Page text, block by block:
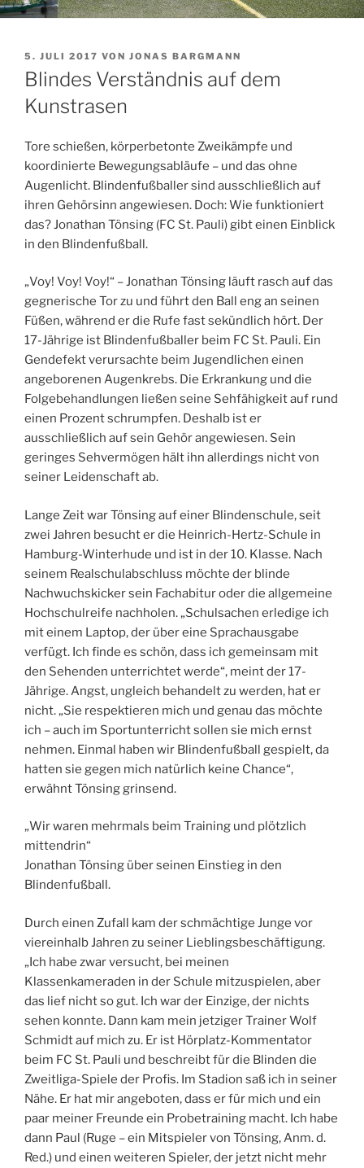
VERÖFFENTLICHT
AM
5. JULI 2017 VON JONAS BARGMANN
Blindes Verständnis auf dem
Kunstrasen
Tore schießen, körperbetonte Zweikämpfe und
koordinierte Bewegungsabläufe – und das ohne
Augenlicht. Blindenfußballer sind ausschließlich auf
ihren Gehörsinn angewiesen. Doch: Wie funktioniert
das? Jonathan Tönsing (FC St. Pauli) gibt einen Einblick
in den Blindenfußball.
„Voy! Voy! Voy!“ – Jonathan Tönsing läuft rasch auf das
gegnerische Tor zu und führt den Ball eng an seinen
Füßen, während er die Rufe fast sekündlich hört. Der
17-Jährige ist Blindenfußballer beim FC St. Pauli. Ein
Gendefekt verursachte beim Jugendlichen einen
angeborenen Augenkrebs. Die Erkrankung und die
Folgebehandlungen ließen seine Sehfähigkeit auf rund
einen Prozent schrumpfen. Deshalb ist er
ausschließlich auf sein Gehör angewiesen. Sein
geringes Sehvermögen hält ihn allerdings nicht von
seiner Leidenschaft ab.
Lange Zeit war Tönsing auf einer Blindenschule, seit
zwei Jahren besucht er die Heinrich-Hertz-Schule in
Hamburg-Winterhude und ist in der 10. Klasse. Nach
seinem Realschulabschluss möchte der blinde
Nachwuchskicker sein Fachabitur oder die allgemeine
Hochschulreife nachholen. „Schulsachen erledige ich
mit einem Laptop, der über eine Sprachausgabe
verfügt. Ich finde es schön, dass ich gemeinsam mit
den Sehenden unterrichtet werde“, meint der 17-
Jährige. Angst, ungleich behandelt zu werden, hat er
nicht. „Sie respektieren mich und genau das möchte
ich – auch im Sportunterricht sollen sie mich ernst
nehmen. Einmal haben wir Blindenfußball gespielt, da
hatten sie gegen mich natürlich keine Chance“,
erwähnt Tönsing grinsend.
„Wir waren mehrmals beim Training und plötzlich
mittendrin“
Jonathan Tönsing über seinen Einstieg in den
Blindenfußball.
Durch einen Zufall kam der schmächtige Junge vor
viereinhalb Jahren zu seiner Lieblingsbeschäftigung.
„Ich habe zwar versucht, bei meinen
Klassenkameraden in der Schule mitzuspielen, aber
das lief nicht so gut. Ich war der Einzige, der nichts
sehen konnte. Dann kam mein jetziger Trainer Wolf
Schmidt auf mich zu. Er ist Hörplatz-Kommentator
beim FC St. Pauli und beschreibt für die Blinden die
Zweitliga-Spiele der Profis. Im Stadion saß ich in seiner
Nähe. Er hat mir angeboten, dass er für mich und ein
paar meiner Freunde ein Probetraining macht. Ich habe
dann Paul (Ruge – ein Mitspieler von Tönsing, Anm. d.
Red.) und einen weiteren Spieler, der jetzt nicht mehr